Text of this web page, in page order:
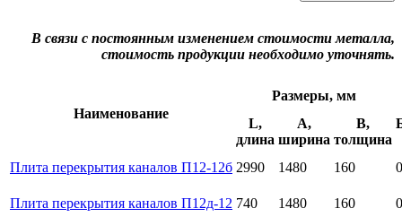
В связи с постоянным изменением стоимости металла,
стоимость продукции необходимо уточнять.
Наименование
Размеры, мм
L,
длина
A,
ширина
B,
толщина
Плита перекрытия каналов П12-12б 2990 1480 160
Плита перекрытия каналов П12д-12 740 1480 160